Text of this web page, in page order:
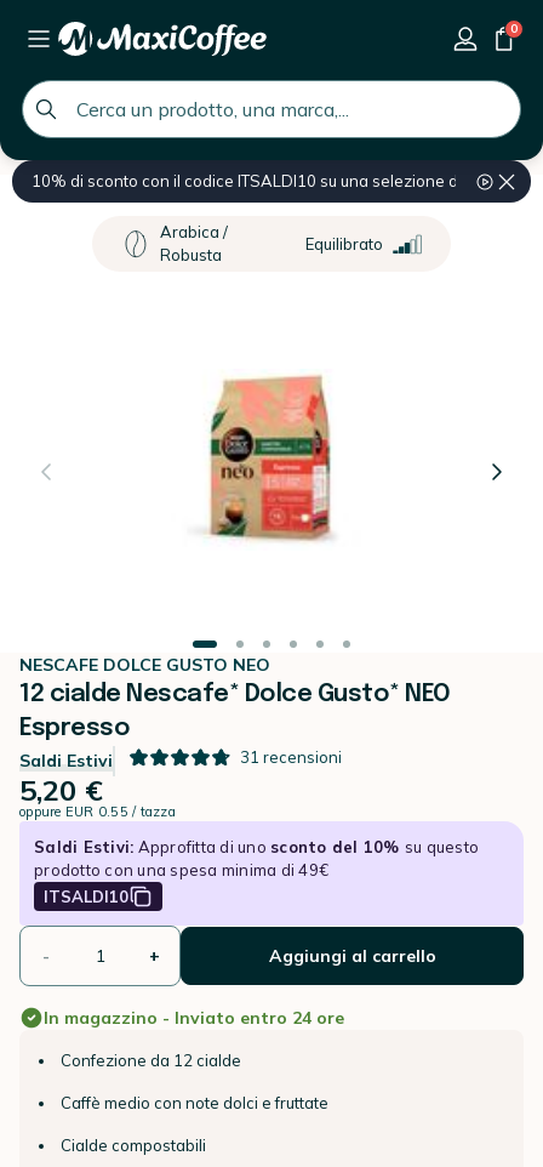
global.search.placeholder
0
10% di sconto con il codice ITSALDI10 su una selezione di prodotti
Home Capsule e cialde di caffè Cialde Nescafé* Dolce Gusto* Neo
Arabica /
Robusta
Equilibrato
NESCAFE DOLCE GUSTO NEO
12 cialde Nescafe* Dolce Gusto* NEO
Espresso
Saldi Estivi 31 recensioni
5,20 €
oppure EUR 0.55 / tazza
Saldi Estivi: Approfitta di uno sconto del 10% su questo
prodotto con una spesa minima di 49€
ITSALDI10
- + Aggiungi al carrello
In magazzino - Inviato entro 24 ore
Confezione da 12 cialde
Caffè medio con note dolci e fruttate
Cialde compostabili